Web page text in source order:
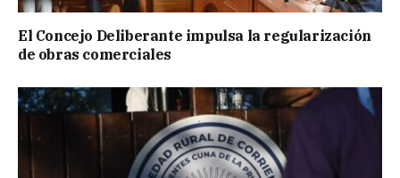
El Concejo Deliberante impulsa la regularización
de obras comerciales